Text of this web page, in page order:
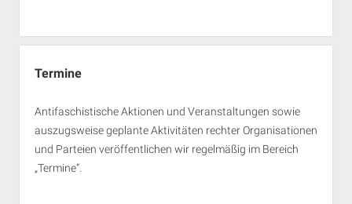
Termine
Antifaschistische Aktionen und Veranstaltungen sowie
auszugsweise geplante Aktivitäten rechter Organisationen
und Parteien veröffentlichen wir regelmäßig im Bereich
„Termine“.